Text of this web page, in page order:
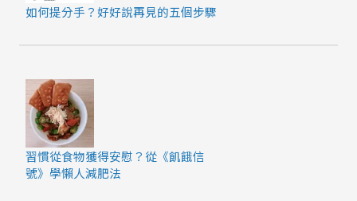
如何提分手？好好說再見的五個步驟
習慣從食物獲得安慰？從《飢餓信
號》學懶人減肥法